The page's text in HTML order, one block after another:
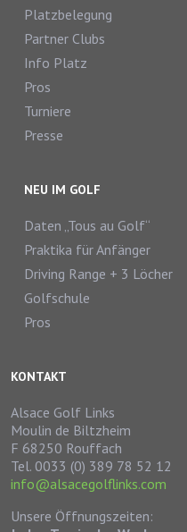
Platzbelegung
Partner Clubs
Info Platz
Pros
Turniere
Presse
NEU IM GOLF
Daten „Tous au Golf“
Praktika für Anfänger
Driving Range + 3 Löcher
Golfschule
Pros
KONTAKT
Alsace Golf Links
Moulin de Biltzheim
F 68250 Rouffach
Tel. 0033 (0) 389 78 52 12
info@alsacegolflinks.com
Unsere Öffnungszeiten: